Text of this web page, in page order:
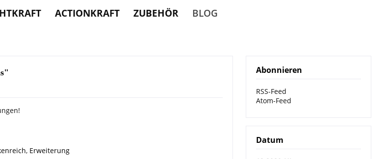
ACTIONKRAFT ZUBEHÖR BLOG
Abonnieren
RSS-Feed
Atom-Feed
Datum
, Erweiterung